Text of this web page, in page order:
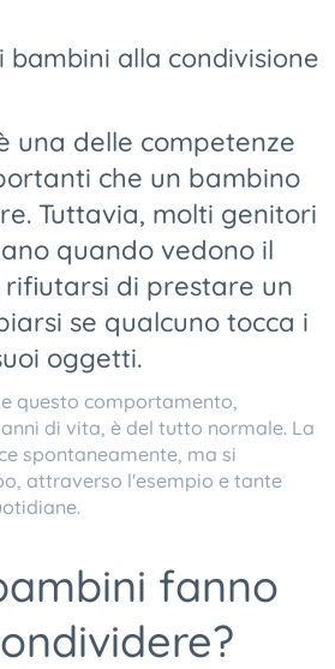
bambini alla condivisione
una delle competenze
che un bambino
Tuttavia, molti genitori
quando vedono il
di prestare un
se qualcuno tocca i
oggetti.
questo comportamento,
di vita, è del tutto normale. La
spontaneamente, ma si
attraverso l'esempio e tante
fanno